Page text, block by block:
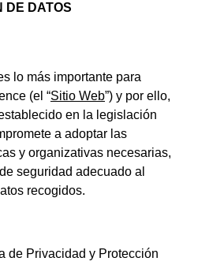
DE DATOS
lo más importante para
(el “Sitio Web”) y por ello,
en la legislación
a adoptar las
y organizativas necesarias,
seguridad adecuado al
recogidos.
de Privacidad y Protección